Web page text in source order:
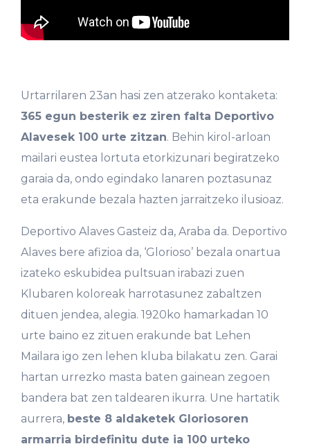
Urtarrilaren 23an hasi zen atzerako kontaketa:
365 egun besterik ez ziren falta Deportivo
Alavesek 100 urte zitzan. Behin kirol-arloan
mailari eustea lortuta etorkizunari begiratzeko
garaia da, ondo egindako lanaren poztasunaz
eta erakunde bezala hazten jarraitzeko ilusioaz.
Deportivo Alaves Gasteiz da, Araba da. Deportivo
Alaves bere afizioa da, ‘Glorioso’ bezala onartua
izateko eskubidea pultsuan irabazi zuen
Klubaren koloreak harrotasunez zabaltzen
dituen jendea, alegia. 1920ko hamarkadan 10
urte baino ez zituen erakunde bat Lehen
Mailara igo zen lehen kluba bilakatu zen. Garai
hartan urrezko masta baten gainean zegoen
bandera bat zen taldearen ikurra. Une hartatik
aurrera, beste 8 aldaketek Gloriosoren
armarria birdefinitu dute ia 100 urteko